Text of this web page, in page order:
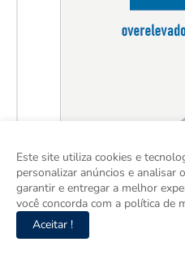
Este site utiliza cookies e
personalizar anúncios e analisar
garantir e entregar a melhor
você concorda com a política de
Aceitar !